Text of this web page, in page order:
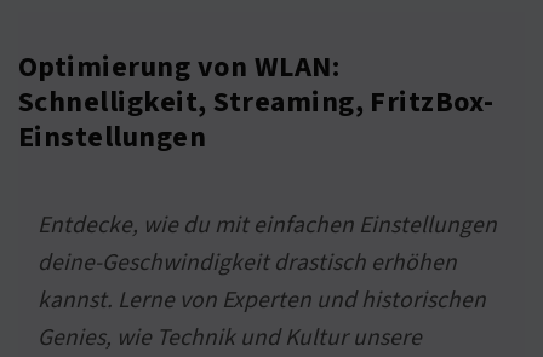
Optimierung von WLAN:
Schnelligkeit, Streaming, FritzBox-
Einstellungen
Entdecke, wie du mit einfachen Einstellungen
deine-Geschwindigkeit drastisch erhöhen
kannst. Lerne von Experten und historischen
Genies, wie Technik und Kultur unsere